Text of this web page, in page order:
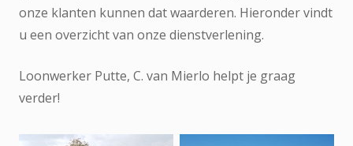
onze klanten kunnen dat waarderen. Hieronder vindt
u een overzicht van onze dienstverlening.
Loonwerker Putte, C. van Mierlo helpt je graag
verder!